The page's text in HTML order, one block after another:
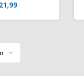
met barista-
horeca.